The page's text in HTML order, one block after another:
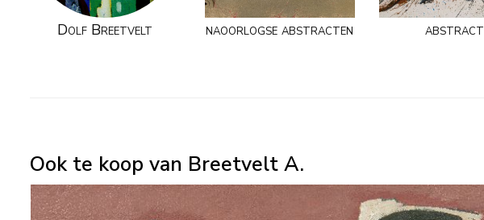
Dolf Breetvelt naoorlogse abstracten abstract
Ook te koop van Breetvelt A.